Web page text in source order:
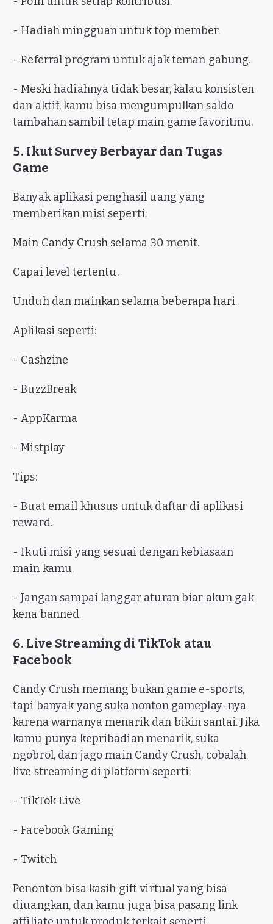
- Hadiah mingguan untuk top member.
- Referral program untuk ajak teman gabung.
- Meski hadiahnya tidak besar, kalau konsisten
dan aktif, kamu bisa mengumpulkan saldo
tambahan sambil tetap main game favoritmu.
5. Ikut Survey Berbayar dan Tugas
Game
Banyak aplikasi penghasil uang yang
memberikan misi seperti:
Main Candy Crush selama 30 menit.
Capai level tertentu.
Unduh dan mainkan selama beberapa hari.
Aplikasi seperti:
- Cashzine
- BuzzBreak
- AppKarma
- Mistplay
Tips:
- Buat email khusus untuk daftar di aplikasi
reward.
- Ikuti misi yang sesuai dengan kebiasaan
main kamu.
- Jangan sampai langgar aturan biar akun gak
kena banned.
6. Live Streaming di TikTok atau
Facebook
Candy Crush memang bukan game e-sports,
tapi banyak yang suka nonton gameplay-nya
karena warnanya menarik dan bikin santai. Jika
kamu punya kepribadian menarik, suka
ngobrol, dan jago main Candy Crush, cobalah
live streaming di platform seperti:
- TikTok Live
- Facebook Gaming
- Twitch
Penonton bisa kasih gift virtual yang bisa
diuangkan, dan kamu juga bisa pasang link